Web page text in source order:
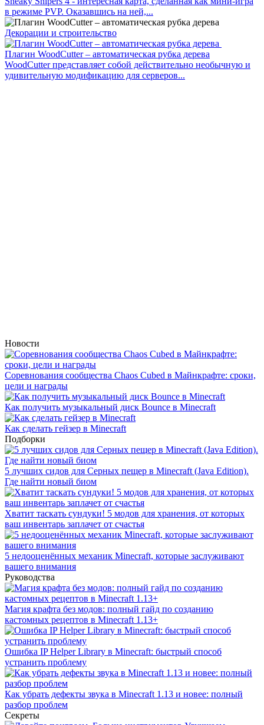
в режиме PVP. Оказавшись на ней,...
Декорации и строительство
Плагин WoodCutter – автоматическая рубка дерева
WoodCutter представляет собой действительно необычную и
удивительную модификацию для серверов...
Новости
Соревнования сообщества Chaos Cubed в Майнкрафте: сроки,
цели и награды
Как получить музыкальный диск Bounce в Minecraft
Как сделать гейзер в Minecraft
Подборки
5 лучших сидов для Серных пещер в Minecraft (Java Edition).
Где найти новый биом
Хватит таскать сундуки! 5 модов для хранения, от которых
ваш инвентарь заплачет от счастья
5 недооценённых механик Minecraft, которые заслуживают
вашего внимания
Руководства
Магия крафта без модов: полный гайд по созданию
кастомных рецептов в Minecraft 1.13+
Ошибка IP Helper Library в Minecraft: быстрый способ
устранить проблему
Как убрать дефекты звука в Minecraft 1.13 и новее: полный
разбор проблем
Секреты